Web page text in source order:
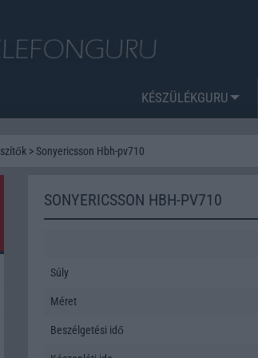
KÉSZÜLÉKGURU
> Sonyericsson Hbh-pv710
SONYERICSSON HBH-PV710
Súly
Méret
Beszélgetési idő